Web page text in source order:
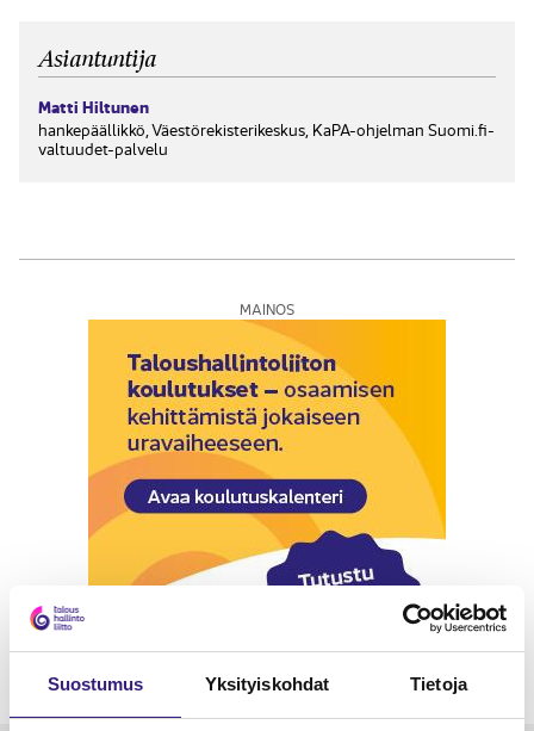
Suostumus Yksityiskohdat Tietoja
Asiantuntija
Matti Hiltunen
hankepäällikkö, Väestörekisterikeskus, KaPA-ohjelman Suomi.fi-
valtuudet-palvelu
MAINOS